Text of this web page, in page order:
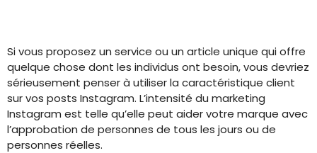
Si vous proposez un service ou un article unique qui offre
quelque chose dont les individus ont besoin, vous devriez
sérieusement penser à utiliser la caractéristique client
sur vos posts Instagram. L’intensité du marketing
Instagram est telle qu’elle peut aider votre marque avec
l’approbation de personnes de tous les jours ou de
personnes réelles.